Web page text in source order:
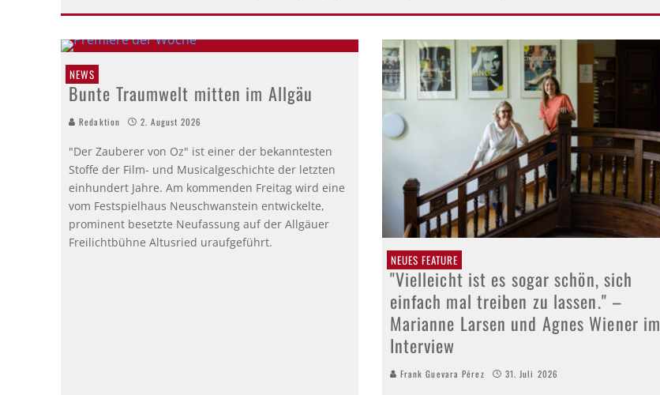
NEWS
Bunte Traumwelt mitten im Allgäu
Redaktion 2. August 2026
"Der Zauberer von Oz" ist einer der bekanntesten
Stoffe der Film- und Musicalgeschichte der letzten
einhundert Jahre. Am kommenden Freitag wird eine
vom Festspielhaus Neuschwanstein entwickelte,
prominent besetzte Neufassung auf der Allgäuer
Freilichtbühne Altusried uraufgeführt.
NEUES FEATURE
"Vielleicht ist es sogar schön, sich
einfach mal treiben zu lassen." –
Marianne Larsen und Agnes Wiener im
Interview
Frank Guevara Pérez 31. Juli 2026